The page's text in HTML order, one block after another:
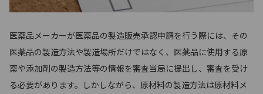
医薬品メーカーが医薬品の製造販売承認申請を行う際には、その
医薬品の製造方法や製造場所だけではなく、医薬品に使用する原
薬や添加剤の製造方法等の情報を審査当局に提出し、審査を受け
る必要があります。しかしながら、原材料の製造方法は原材料メ